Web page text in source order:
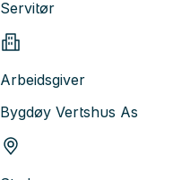
Servitør
Arbeidsgiver
Bygdøy Vertshus As